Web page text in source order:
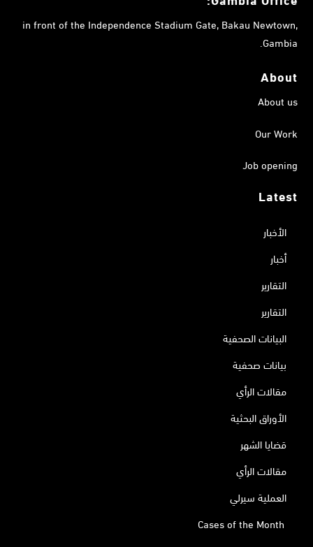
in front of the Independence Stadium Gate, Bakau Newtown,
Gambia.
About
About us
Our Work
Job opening
Latest
الأخبار
أخبار
التقارير
التقارير
البيانات الصحفية
بيانات صحفية
مقالات الرأي
الأوراق البحثية
قضايا الشهر
مقالات الرأي
العملية سيرلي
Cases of the Month